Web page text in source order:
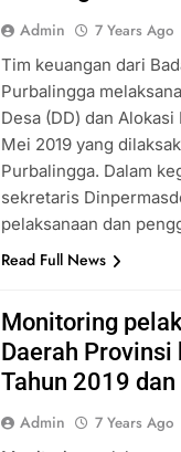
Admin 7 Years Ago
Tim keuangan dari
Purbalingga
Desa (DD) dan
Mei 2019 yang
Purbalingga. Dalam
sekretaris
pelaksanaan dan
Read Full News
Monitoring
Daerah Provinsi
Tahun 2019
Admin 7 Years Ago